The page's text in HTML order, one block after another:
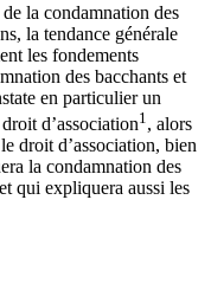
la condamnation des
la tendance générale
les fondements
des bacchants et
en particulier un
d’association1 , alors
droit d’association, bien
la condamnation des
qui expliquera aussi les